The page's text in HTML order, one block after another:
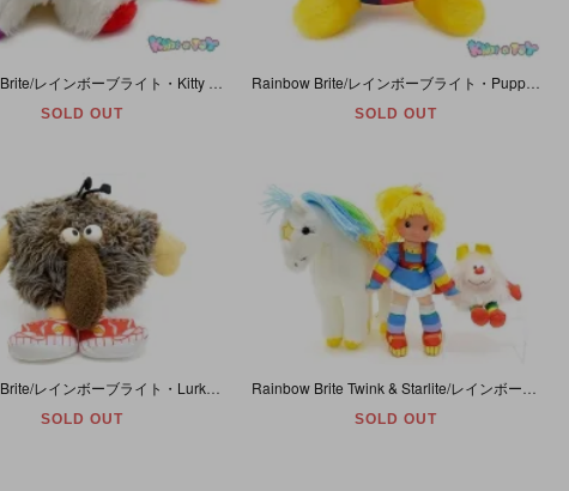
Rainbow Brite/レインボーブライト・Kitty Brite/キティブライト・ラバーフェイスぬいぐるみ・Mattel・1983年
SOLD OUT
Rainbow Brite/レインボーブライト・Puppy Brite/パピーブライト・ラバーフェイスぬいぐるみ・Mattel・1983年
SOLD OUT
Rainbow Brite/レインボーブライト・Lurky/ラーキー・ぬいぐるみ・(足を伸ばした状態で)高さ約43cm(手から手まで)横幅約54cm・Mattel・1983年
SOLD OUT SOLD OUT